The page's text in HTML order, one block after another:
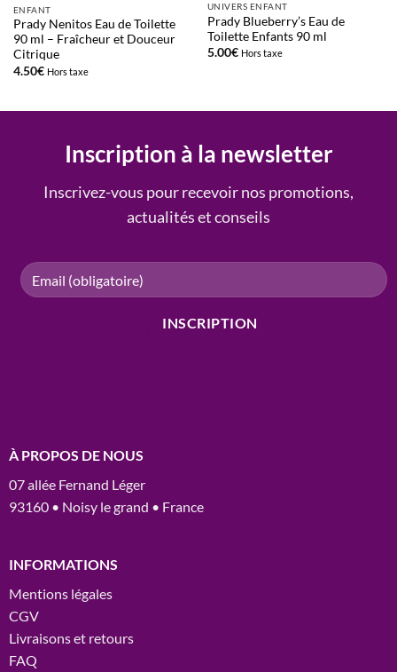
ENFANT
Prady Nenitos Eau de Toilette
90 ml – Fraîcheur et Douceur
Citrique
4.50€ Hors taxe
UNIVERS ENFANT
Prady Blueberry’s Eau de
Toilette Enfants 90 ml
5.00€ Hors taxe
Inscription à la newsletter
Inscrivez-vous pour recevoir nos promotions,
actualités et conseils
À PROPOS DE NOUS
07 allée Fernand Léger
93160 • Noisy le grand • France
INFORMATIONS
Mentions légales
CGV
Livraisons et retours
FAQ